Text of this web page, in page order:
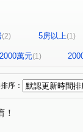
(2) 5房以上(1)
萬元(1)
排序：